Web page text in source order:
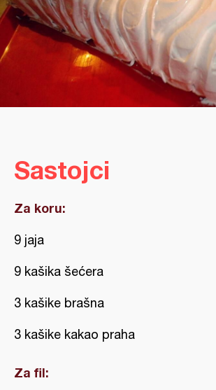
Sastojci
Za koru:
9 jaja
9 kašika šećera
3 kašike brašna
3 kašike kakao praha
Za fil: